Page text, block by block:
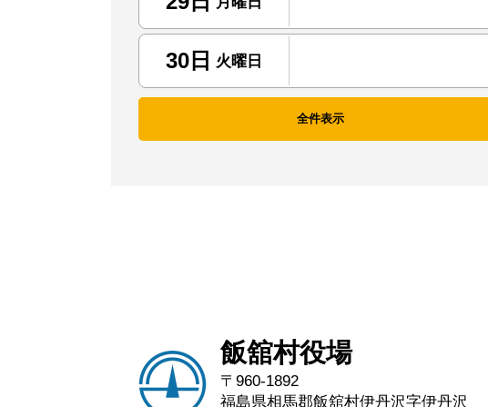
30日 火曜日
全件表示
飯舘村役場
〒960-1892
福島県相馬郡飯舘村伊丹沢字伊丹沢